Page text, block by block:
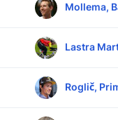
Mollema,
Lastra
Roglič,